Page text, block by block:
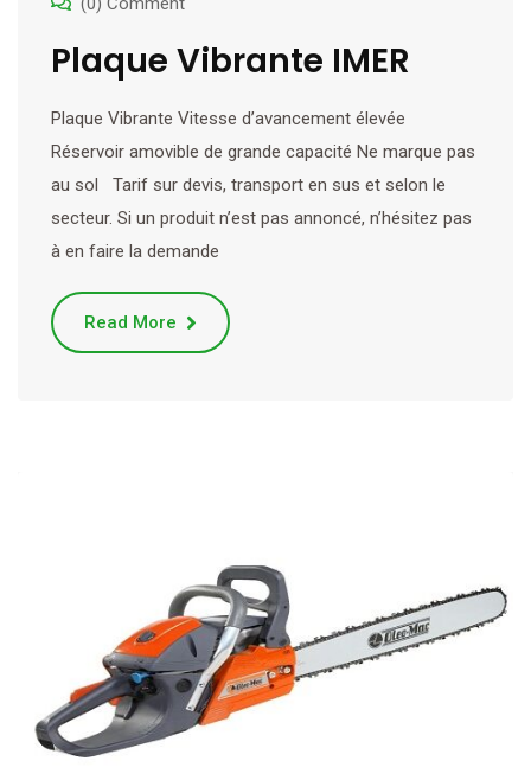
Plaque Vibrante IMER
Plaque Vibrante Vitesse d’avancement élevée
Réservoir amovible de grande capacité Ne marque pas
au sol Tarif sur devis, transport en sus et selon le
secteur. Si un produit n’est pas annoncé, n’hésitez pas
à en faire la demande
Read More